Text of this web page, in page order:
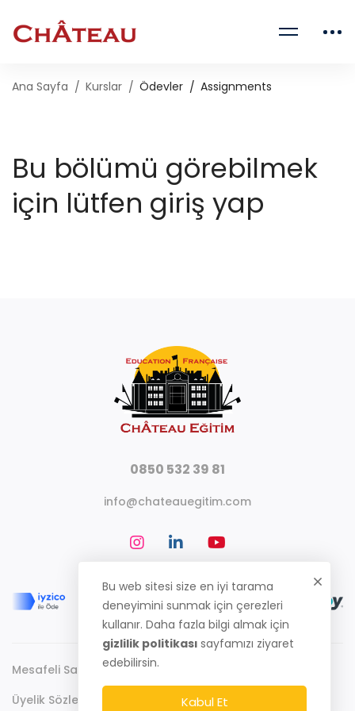
Ana Sayfa Kurslar Ödevler Assignments
Bu bölümü görebilmek
için lütfen giriş yap
0850 532 39 81
info@chateauegitim.com
Mesafeli Satış Sözleşmesi
Üyelik Sözleşmesi
Bu web sitesi size en iyi tarama
deneyimini sunmak için çerezleri
kullanır. Daha fazla bilgi almak için
gizlilik politikası sayfamızı ziyaret
edebilirsin.
Kabul Et